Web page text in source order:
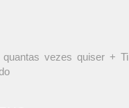
vezes quiser +